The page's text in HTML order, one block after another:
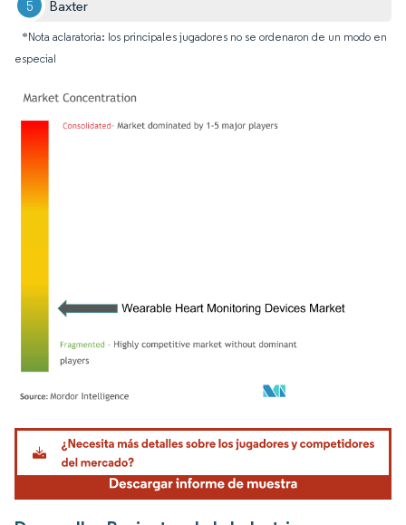
Baxter
*Nota aclaratoria: los principales jugadores no se ordenaron de un modo en
especial
Imagen © Mordor Intelligence. El uso requiere atribución según CC BY 4.0.